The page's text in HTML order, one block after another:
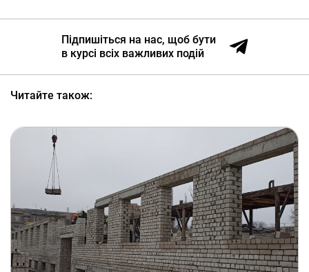
Підпишіться на нас, щоб бути
в курсі всіх важливих подій
Читайте також: